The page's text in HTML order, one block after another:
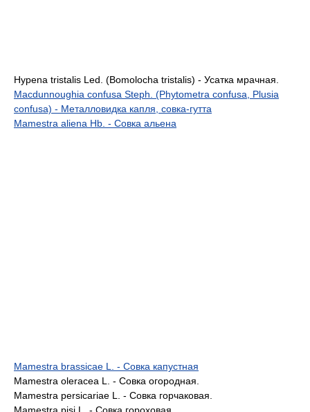
Hypena tristalis Led. (Bomolocha tristalis) - Усатка мрачная.
Macdunnoughia confusa Steph. (Phytometra confusa, Plusia
confusa) - Металловидка капля, совка-гутта
Mamestra aliena Hb. - Совка альена
Mamestra brassicae L. - Совка капустная
Mamestra oleracea L. - Совка огородная.
Mamestra persicariae L. - Совка горчаковая.